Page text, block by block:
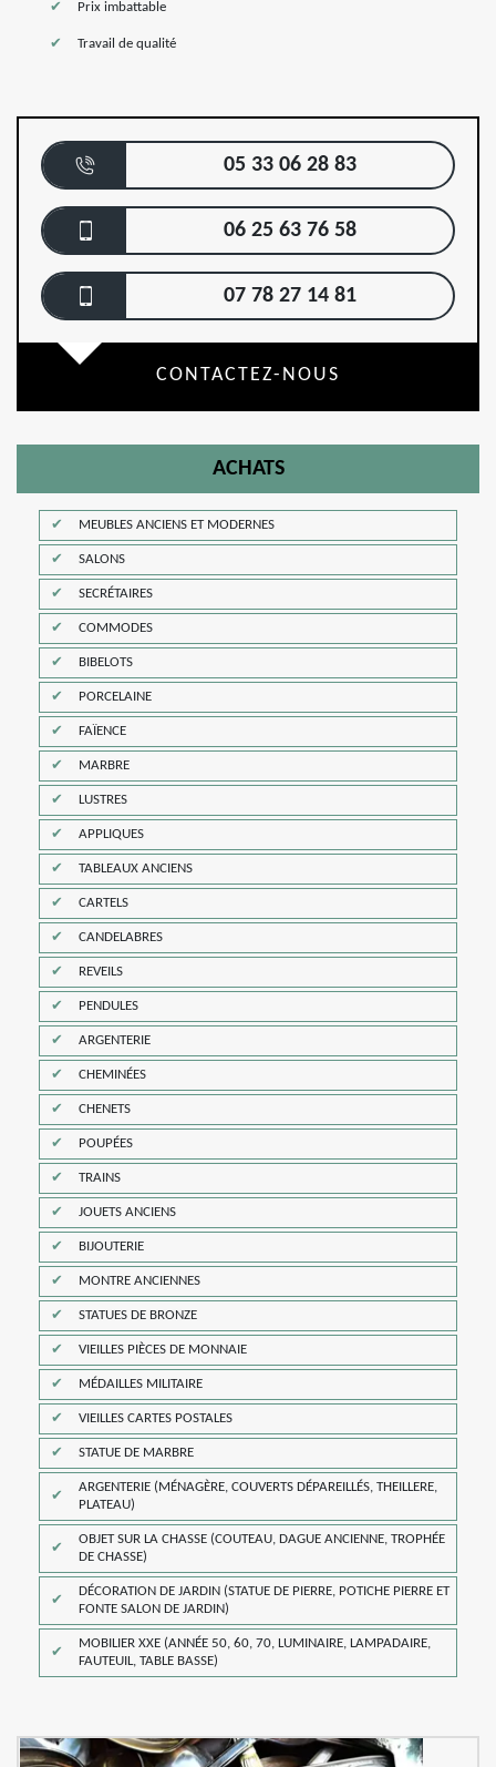
Prix imbattable
Travail de qualité
05 33 06 28 83
06 25 63 76 58
07 78 27 14 81
CONTACTEZ-NOUS
ACHATS
MEUBLES ANCIENS ET MODERNES
SALONS
SECRÉTAIRES
COMMODES
BIBELOTS
PORCELAINE
FAÏENCE
MARBRE
LUSTRES
APPLIQUES
TABLEAUX ANCIENS
CARTELS
CANDELABRES
REVEILS
PENDULES
ARGENTERIE
CHEMINÉES
CHENETS
POUPÉES
TRAINS
JOUETS ANCIENS
BIJOUTERIE
MONTRE ANCIENNES
STATUES DE BRONZE
VIEILLES PIÈCES DE MONNAIE
MÉDAILLES MILITAIRE
VIEILLES CARTES POSTALES
STATUE DE MARBRE
ARGENTERIE (MÉNAGÈRE, COUVERTS DÉPAREILLÉS, THEILLERE,
PLATEAU)
OBJET SUR LA CHASSE (COUTEAU, DAGUE ANCIENNE, TROPHÉE
DE CHASSE)
DÉCORATION DE JARDIN (STATUE DE PIERRE, POTICHE PIERRE ET
FONTE SALON DE JARDIN)
MOBILIER XXE (ANNÉE 50, 60, 70, LUMINAIRE, LAMPADAIRE,
FAUTEUIL, TABLE BASSE)